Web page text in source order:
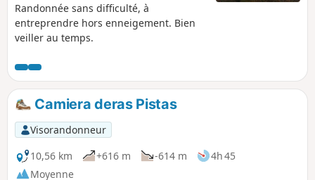
Randonnée sans difficulté, à
entreprendre hors enneigement. Bien
veiller au temps.
Camiera deras Pistas
Visorandonneur
10,56 km
+616 m -614 m
4h 45
Moyenne